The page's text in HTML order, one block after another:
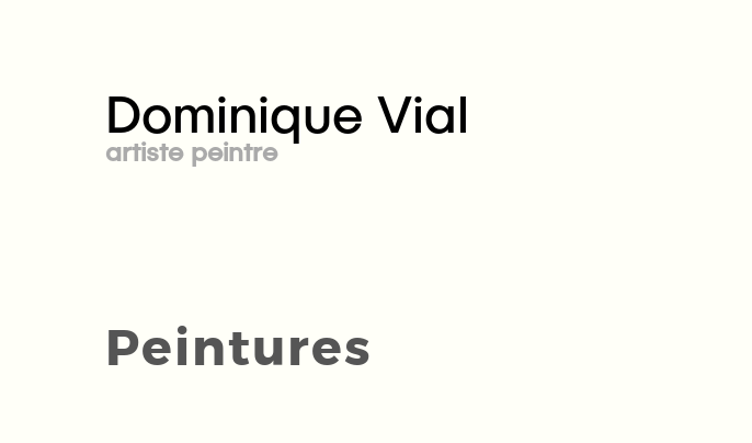
Dominique Vial
artiste peintre
Peintures